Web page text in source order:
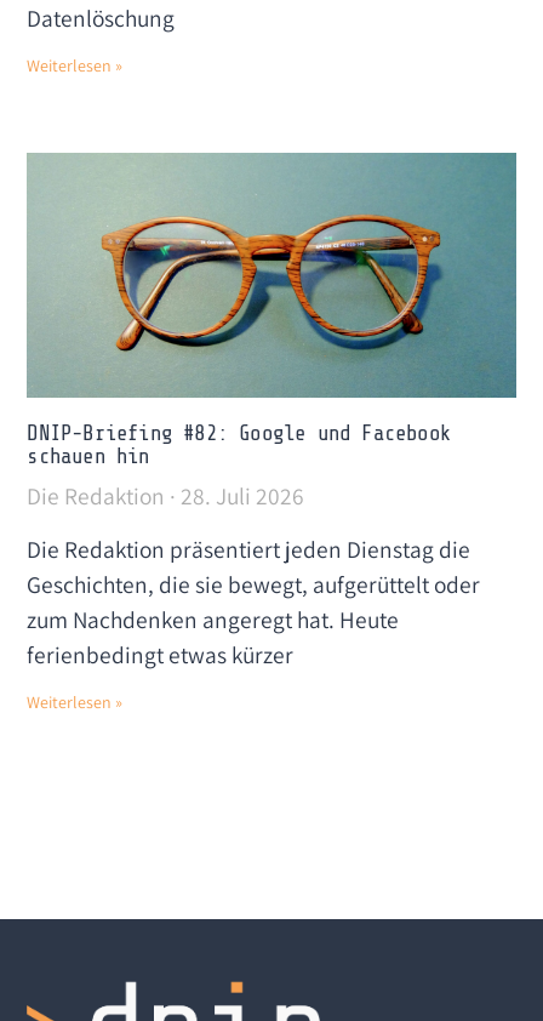
Datenlöschung
Weiterlesen »
DNIP-Briefing #82: Google und Facebook
schauen hin
Die Redaktion
28. Juli 2026
Die Redaktion präsentiert jeden Dienstag die
Geschichten, die sie bewegt, aufgerüttelt oder
zum Nachdenken angeregt hat. Heute
ferienbedingt etwas kürzer
Weiterlesen »